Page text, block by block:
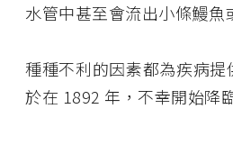
水管中甚至會流出小條鰻魚
種種不利的因素都為疾病
於在 1892 年，不幸開始